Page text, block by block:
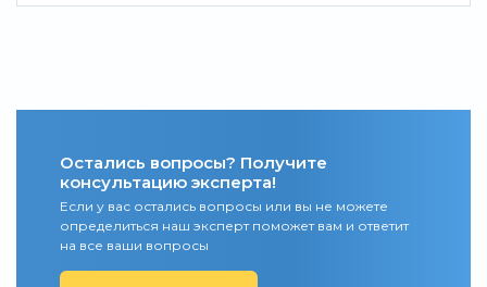
Остались вопросы? Получите
консультацию эксперта!
Если у вас остались вопросы или вы не можете
определиться наш эксперт поможет вам и ответит
на все ваши вопросы